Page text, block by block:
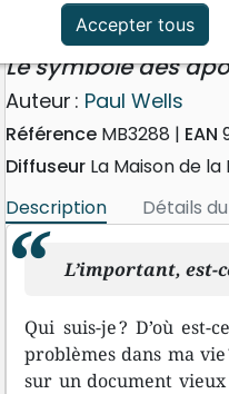
Croire sans
Le symbole des
Auteur : Paul Wells
Référence MB3288 EAN
Diffuseur La Maison de la
Description
Détails
L’important, est-
Qui suis-je ? D’où
problèmes dans ma
sur un document vieux
Accepter tous